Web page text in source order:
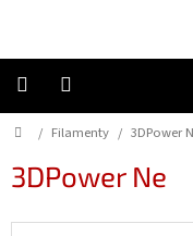
Domů
/ Filamenty / 3DPower
3DPower Ne